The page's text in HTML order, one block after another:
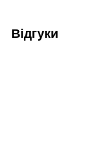
Відгуки